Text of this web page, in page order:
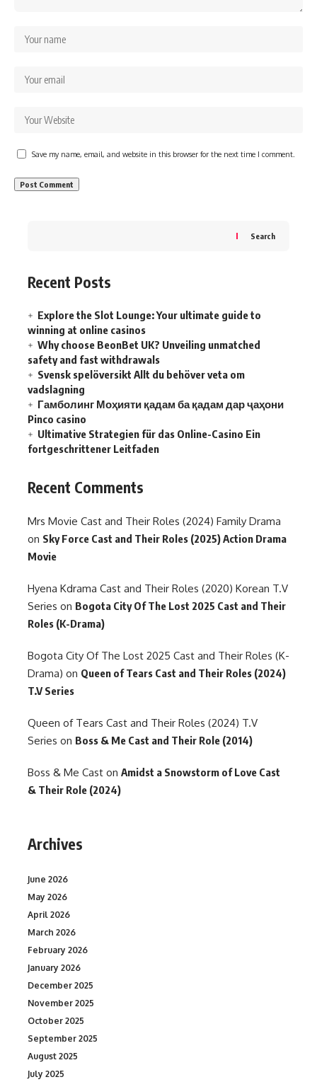
Save my name, email, and website in this browser for the next time I comment.
Search
Recent Posts
Explore the Slot Lounge: Your ultimate guide to
winning at online casinos
Why choose BeonBet UK? Unveiling unmatched
safety and fast withdrawals
Svensk spelöversikt Allt du behöver veta om
vadslagning
Гамболинг Моҳияти қадам ба қадам дар ҷаҳони
Pinco casino
Ultimative Strategien für das Online-Casino Ein
fortgeschrittener Leitfaden
Recent Comments
Mrs Movie Cast and Their Roles (2024) Family Drama
on Sky Force Cast and Their Roles (2025) Action Drama
Movie
Hyena Kdrama Cast and Their Roles (2020) Korean T.V
Series on Bogota City Of The Lost 2025 Cast and Their
Roles (K-Drama)
Bogota City Of The Lost 2025 Cast and Their Roles (K-
Drama) on Queen of Tears Cast and Their Roles (2024)
T.V Series
Queen of Tears Cast and Their Roles (2024) T.V
Series on Boss & Me Cast and Their Role (2014)
Boss & Me Cast on Amidst a Snowstorm of Love Cast
& Their Role (2024)
Archives
June 2026
May 2026
April 2026
March 2026
February 2026
January 2026
December 2025
November 2025
October 2025
September 2025
August 2025
July 2025